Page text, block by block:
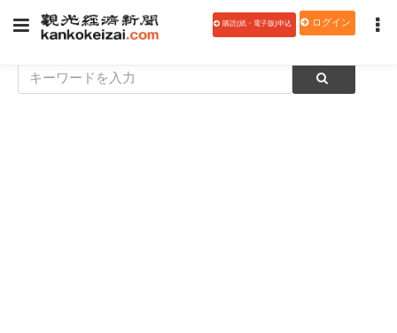
購読(紙・電子版)申込 ログイン